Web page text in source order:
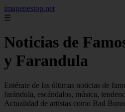
imagenestop.net
☰
Noticias de
y Farandula
Entérate de las últimas noticias de
farándula, escándalos, música,
Actualidad de artistas como Bad